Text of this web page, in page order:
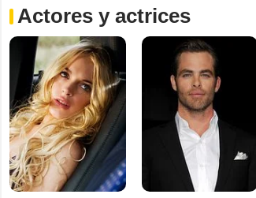
Actores y actrices